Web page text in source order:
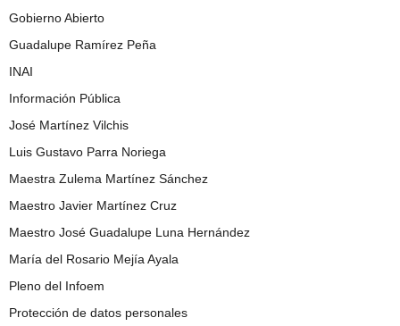
Gobierno Abierto
Guadalupe Ramírez Peña
INAI
Información Pública
José Martínez Vilchis
Luis Gustavo Parra Noriega
Maestra Zulema Martínez Sánchez
Maestro Javier Martínez Cruz
Maestro José Guadalupe Luna Hernández
María del Rosario Mejía Ayala
Pleno del Infoem
Protección de datos personales